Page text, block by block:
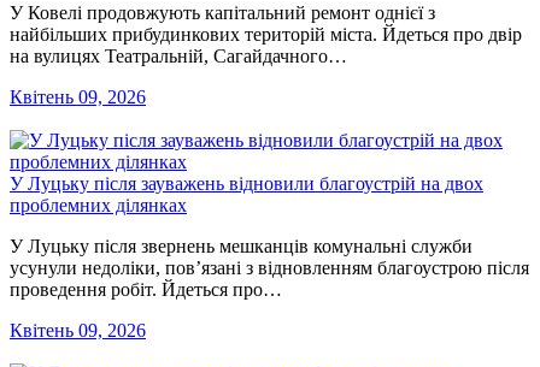
У Ковелі продовжують капітальний ремонт однієї з
найбільших прибудинкових територій міста. Йдеться про двір
на вулицях Театральній, Сагайдачного…
Квітень 09, 2026
У Луцьку після зауважень відновили благоустрій на двох
проблемних ділянках
У Луцьку після звернень мешканців комунальні служби
усунули недоліки, пов’язані з відновленням благоустрою після
проведення робіт. Йдеться про…
Квітень 09, 2026